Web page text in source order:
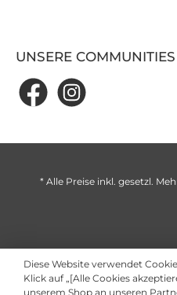
UNSERE COMMUNITIES
* Alle Preise inkl. gesetzl.
Diese Website verwendet
Klick auf „[Alle Cookies
unserem Shop an unseren